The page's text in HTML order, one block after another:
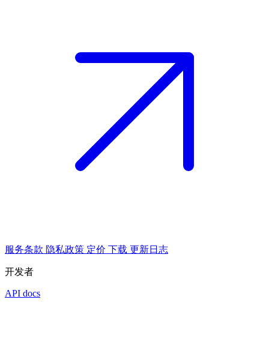
服务条款 隐私政策 定价 下载 更新日志
开发者
API docs